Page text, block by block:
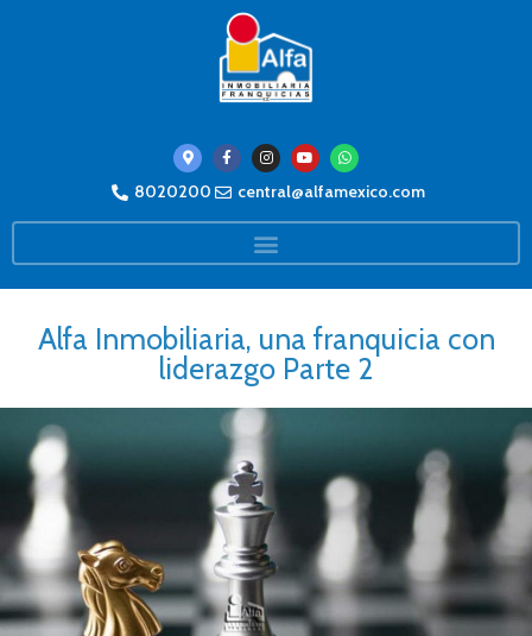
8020200 central@alfamexico.com
Alfa Inmobiliaria, una franquicia con
liderazgo Parte 2